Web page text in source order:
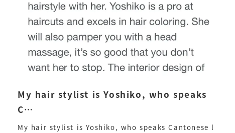
My hair stylist is Yoshiko, who speaks
C…
My hair stylist is Yoshiko, who speaks Cantonese l